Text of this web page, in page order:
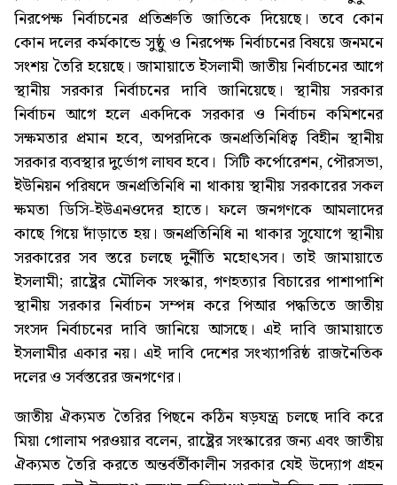
নিরপেক্ষ নির্বাচনের প্রতিশ্রুতি জাতিকে দিয়েছে। তবে কোন
কোন দলের কর্মকান্ডে সুষ্ঠু ও নিরপেক্ষ নির্বাচনের বিষয়ে জনমনে
সংশয় তৈরি হয়েছে। জামায়াতে ইসলামী জাতীয় নির্বাচনের আগে
স্থানীয় সরকার নির্বাচনের দাবি জানিয়েছে। স্থানীয় সরকার
নির্বাচন আগে হলে একদিকে সরকার ও নির্বাচন কমিশনের
সক্ষমতার প্রমান হবে, অপরদিকে জনপ্রতিনিধিত্ব বিহীন স্থানীয়
সরকার ব্যবস্থার দুর্ভোগ লাঘব হবে। সিটি কর্পোরেশন, পৌরসভা,
ইউনিয়ন পরিষদে জনপ্রতিনিধি না থাকায় স্থানীয় সরকারের সকল
ক্ষমতা ডিসি-ইউএনওদের হাতে। ফলে জনগণকে আমলাদের
কাছে গিয়ে দাঁড়াতে হয়। জনপ্রতিনিধি না থাকার সুযোগে স্থানীয়
সরকারের সব স্তরে চলছে দুর্নীতি মহোৎসব। তাই জামায়াতে
ইসলামী; রাষ্ট্রের মৌলিক সংস্কার, গণহত্যার বিচারের পাশাপাশি
স্থানীয় সরকার নির্বাচন সম্পন্ন করে পিআর পদ্ধতিতে জাতীয়
সংসদ নির্বাচনের দাবি জানিয়ে আসছে। এই দাবি জামায়াতে
ইসলামীর একার নয়। এই দাবি দেশের সংখ্যাগরিষ্ঠ রাজনৈতিক
দলের ও সর্বস্তরের জনগণের।
জাতীয় ঐক্যমত তৈরির পিছনে কঠিন ষড়যন্ত্র চলছে দাবি করে
মিয়া গোলাম পরওয়ার বলেন, রাষ্ট্রের সংস্কারের জন্য এবং জাতীয়
ঐক্যমত তৈরি করতে অন্তর্বর্তীকালীন সরকার যেই উদ্যোগ গ্রহন